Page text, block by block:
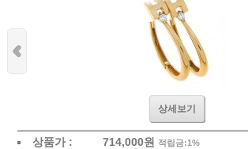
상세보기
상품가 : 714,000원 적립금:1%